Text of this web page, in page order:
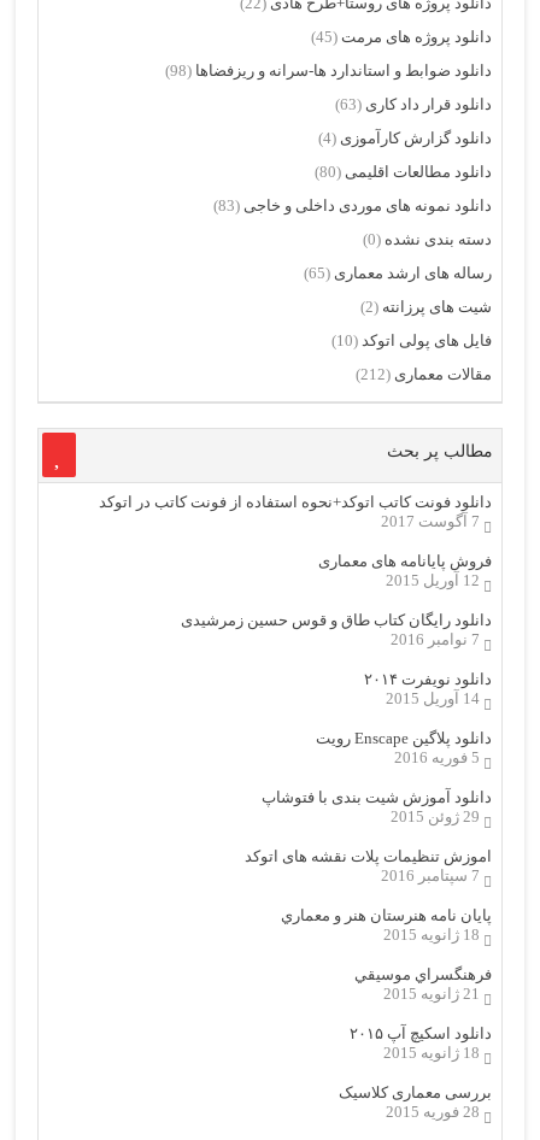
دانلود پروژه های مرمت (45)
دانلود ضوابط و استاندارد ها-سرانه و ریزفضاها (98)
دانلود قرار داد کاری (63)
دانلود گزارش کارآموزی (4)
دانلود مطالعات اقلیمی (80)
دانلود نمونه های موردی داخلی و خاجی (83)
دسته بندی نشده (0)
رساله های ارشد معماری (65)
شیت های پرزانته (2)
فایل های پولی اتوکد (10)
مقالات معماری (212)
مطالب پر بحث
دانلود فونت کاتب اتوکد+نحوه استفاده از فونت کاتب در اتوکد
7 آگوست 2017
فروش پایانامه های معماری
12 آوریل 2015
دانلود رایگان کتاب طاق و قوس حسین زمرشیدی
7 نوامبر 2016
دانلود نویفرت ۲۰۱۴
14 آوریل 2015
دانلود پلاگین Enscape رویت
5 فوریه 2016
دانلود آموزش شیت بندی با فتوشاپ
29 ژوئن 2015
اموزش تنظیمات پلات نقشه های اتوکد
7 سپتامبر 2016
پایان نامه هنرستان هنر و معماري
18 ژانویه 2015
فرهنگسراي موسيقي
21 ژانویه 2015
دانلود اسکیچ آپ ۲۰۱۵
18 ژانویه 2015
بررسی معماری کلاسیک
28 فوریه 2015